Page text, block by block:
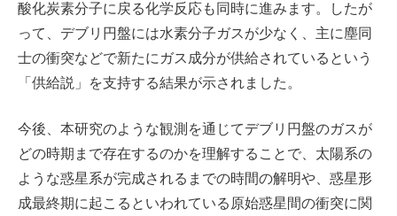
酸化炭素分子に戻る化学反応も同時に進みます。したが
って、デブリ円盤には水素分子ガスが少なく、主に塵同
士の衝突などで新たにガス成分が供給されているという
「供給説」を支持する結果が示されました。
今後、本研究のような観測を通じてデブリ円盤のガスが
どの時期まで存在するのかを理解することで、太陽系の
ような惑星系が完成されるまでの時間の解明や、惑星形
成最終期に起こるといわれている原始惑星間の衝突に関